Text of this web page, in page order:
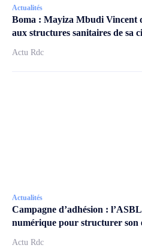
Actualités
Boma : Mayiza Mbudi Vincent
aux structures sanitaires de sa
Actu Rdc
Actualités
Campagne d’adhésion :
numérique pour structurer son
Actu Rdc